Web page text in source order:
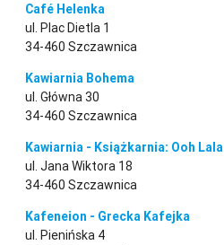
Café Helenka
ul. Plac Dietla 1
34-460 Szczawnica
Kawiarnia Bohema
ul. Główna 30
34-460 Szczawnica
Kawiarnia - Książkarnia: Ooh Lala
ul. Jana Wiktora 18
34-460 Szczawnica
Kafeneion - Grecka Kafejka
ul. Pienińska 4